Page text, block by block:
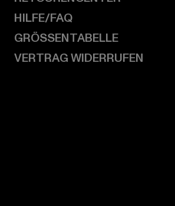
HILFE/FAQ
GRÖSSENTABELLE
VERTRAG WIDERRUFEN